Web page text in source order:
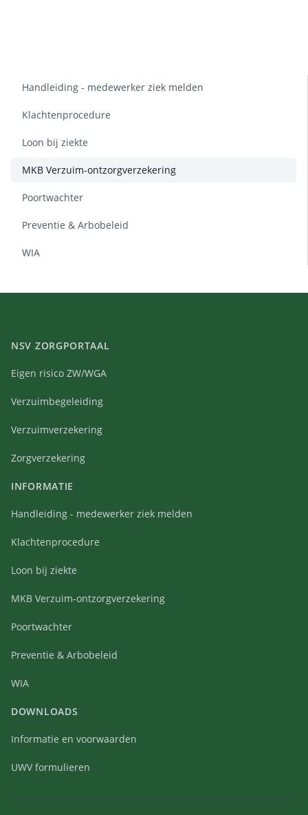
Handleiding - medewerker ziek melden
Klachtenprocedure
Loon bij ziekte
MKB Verzuim-ontzorgverzekering
Poortwachter
Preventie & Arbobeleid
WIA
NSV ZORGPORTAAL
Eigen risico ZW/WGA
Verzuimbegeleiding
Verzuimverzekering
Zorgverzekering
INFORMATIE
Handleiding - medewerker ziek melden
Klachtenprocedure
Loon bij ziekte
MKB Verzuim-ontzorgverzekering
Poortwachter
Preventie & Arbobeleid
WIA
DOWNLOADS
Informatie en voorwaarden
UWV formulieren